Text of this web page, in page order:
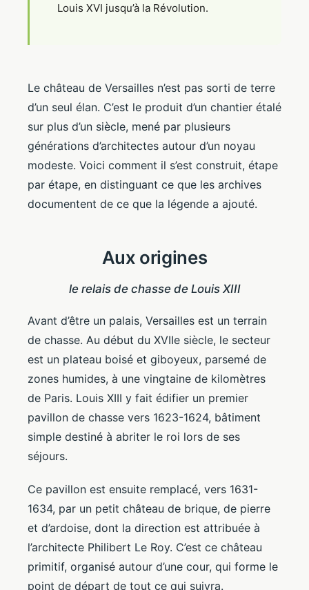
Louis XVI jusqu’à la Révolution.
Le château de Versailles n’est pas sorti de terre
d’un seul élan. C’est le produit d’un chantier étalé
sur plus d’un siècle, mené par plusieurs
générations d’architectes autour d’un noyau
modeste. Voici comment il s’est construit, étape
par étape, en distinguant ce que les archives
documentent de ce que la légende a ajouté.
Aux origines
le relais de chasse de Louis XIII
Avant d’être un palais, Versailles est un terrain
de chasse. Au début du XVIIe siècle, le secteur
est un plateau boisé et giboyeux, parsemé de
zones humides, à une vingtaine de kilomètres
de Paris. Louis XIII y fait édifier un premier
pavillon de chasse vers 1623-1624, bâtiment
simple destiné à abriter le roi lors de ses
séjours.
Ce pavillon est ensuite remplacé, vers 1631-
1634, par un petit château de brique, de pierre
et d’ardoise, dont la direction est attribuée à
l’architecte Philibert Le Roy. C’est ce château
primitif, organisé autour d’une cour, qui forme le
point de départ de tout ce qui suivra.